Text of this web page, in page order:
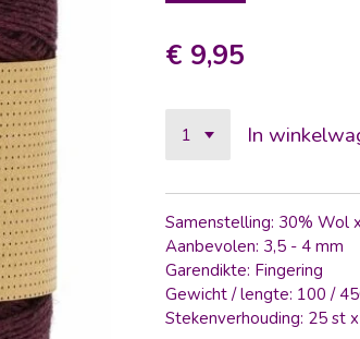
€ 9,95
In
Samenstelling: 30% Wol
Aanbevolen: 3,5 - 4 mm
Garendikte: Fingering
Gewicht / lengte: 100 /
Stekenverhouding: 25 st